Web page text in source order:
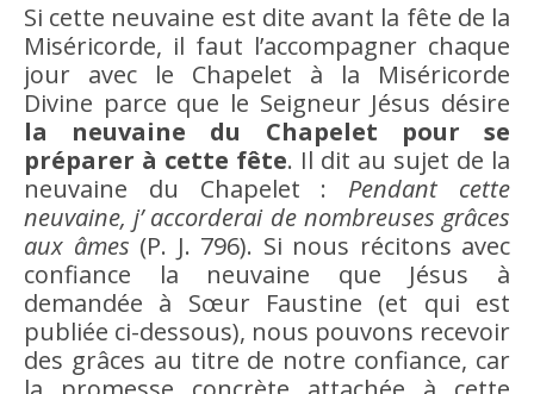
Si cette neuvaine est dite avant la fête de la
Miséricorde, il faut l’accompagner chaque
jour avec le Chapelet à la Miséricorde
Divine parce que le Seigneur Jésus désire
la neuvaine du Chapelet pour se
préparer à cette fête. Il dit au sujet de la
neuvaine du Chapelet : Pendant cette
neuvaine, j’ accorderai de nombreuses grâces
aux âmes (P. J. 796). Si nous récitons avec
confiance la neuvaine que Jésus à
demandée à Sœur Faustine (et qui est
publiée ci-dessous), nous pouvons recevoir
des grâces au titre de notre confiance, car